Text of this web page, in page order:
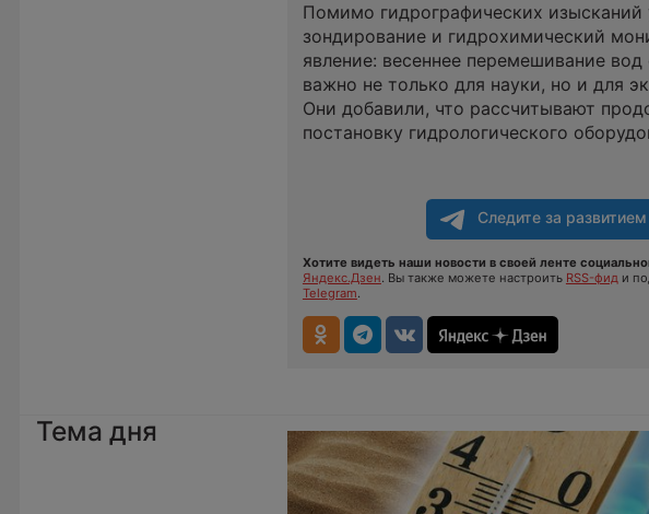
Помимо гидрографических изысканий
зондирование и гидрохимический
явление: весеннее перемешивание
важно не только для науки, но и для
Они добавили, что рассчитывают
постановку гидрологического
Следите за
Хотите видеть наши новости в своей ленте
Яндекс.Дзен. Вы также можете настроить RSS-фид и
Telegram.
Тема дня